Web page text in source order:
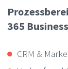
365
CRM &